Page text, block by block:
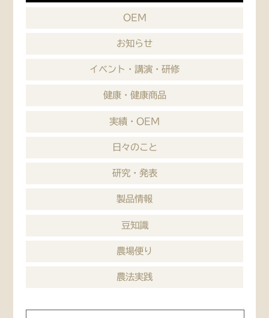
OEM
お知らせ
イベント・講演・研修
健康・健康商品
実績・OEM
日々のこと
研究・発表
製品情報
豆知識
農場便り
農法実践